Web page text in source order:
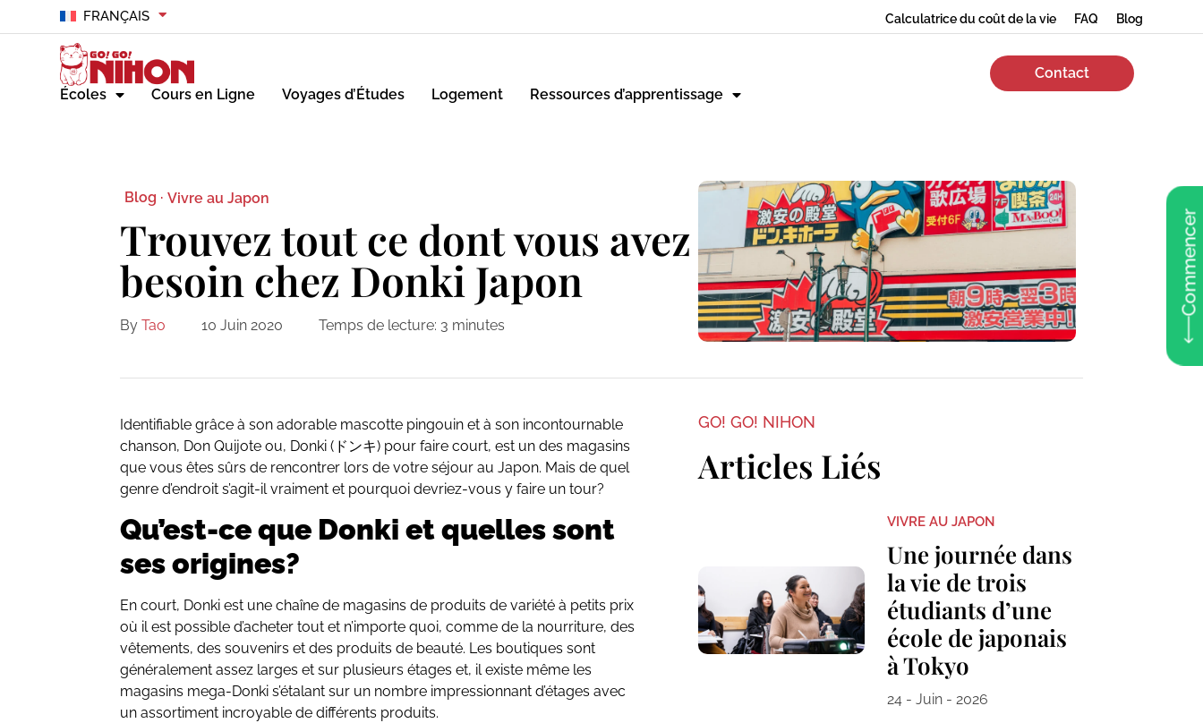
FRANÇAIS Calculatrice du coût de la vie FAQ Blog
Écoles Cours en Ligne Voyages d’Études Logement Ressources d’apprentissage
Contact
Commencer
Blog · Vivre au Japon
Trouvez tout ce dont vous avez
besoin chez Donki Japon
By Tao 10 Juin 2020 Temps de lecture: 3 minutes
Identifiable grâce à son adorable mascotte pingouin et à son incontournable
chanson, Don Quijote ou, Donki (ドンキ) pour faire court, est un des magasins
que vous êtes sûrs de rencontrer lors de votre séjour au Japon. Mais de quel
genre d’endroit s’agit-il vraiment et pourquoi devriez-vous y faire un tour?
Qu’est-ce que Donki et quelles sont
ses origines?
En court, Donki est une chaîne de magasins de produits de variété à petits prix
où il est possible d’acheter tout et n’importe quoi, comme de la nourriture, des
vêtements, des souvenirs et des produits de beauté. Les boutiques sont
généralement assez larges et sur plusieurs étages et, il existe même les
magasins mega-Donki s’étalant sur un nombre impressionnant d’étages avec
un assortiment incroyable de différents produits.
GO! GO! NIHON
Articles Liés
VIVRE AU JAPON
Une journée dans
la vie de trois
étudiants d’une
école de japonais
à Tokyo
24 - Juin - 2026